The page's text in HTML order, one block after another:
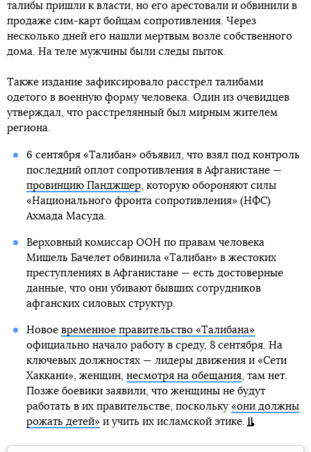
талибы пришли к власти, но его арестовали и обвинили в
продаже сим-карт бойцам сопротивления. Через
несколько дней его нашли мертвым возле собственного
дома. На теле мужчины были следы пыток.
Также издание зафиксировало расстрел талибами
одетого в военную форму человека. Один из очевидцев
утверждал, что расстрелянный был мирным жителем
региона.
6 сентября «Талибан» объявил, что взял под контроль
последний оплот сопротивления в Афганистане —
провинцию Панджшер, которую обороняют силы
«Национального фронта сопротивления» (НФС)
Ахмада Масуда.
Верховный комиссар ООН по правам человека
Мишель Бачелет обвинила «Талибан» в жестоких
преступлениях в Афганистане — есть достоверные
данные, что они убивают бывших сотрудников
афганских силовых структур.
Новое временное правительство «Талибана»
официально начало работу в среду, 8 сентября. На
ключевых должностях — лидеры движения и «Сети
Хаккани», женщин, несмотря на обещания, там нет.
Позже боевики заявили, что женщины не будут
работать в их правительстве, поскольку «они должны
рожать детей»и учить их исламской этике.